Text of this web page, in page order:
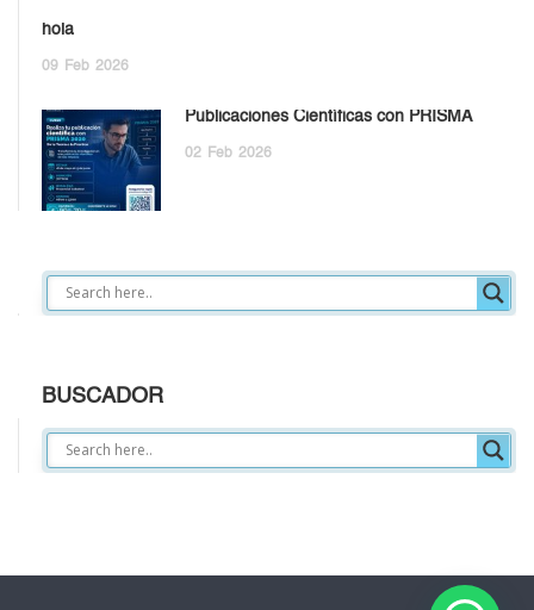
hola
09 Feb 2026
Publicaciones Científicas con PRISMA
02 Feb 2026
BUSCADOR